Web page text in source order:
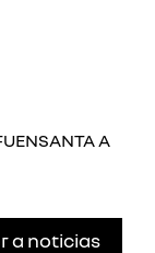
A
a noticias